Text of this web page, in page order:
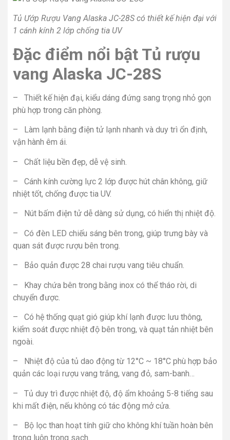
Tủ Ướp Rượu Vang Alaska JC-28S có thiết kế hiện đại với
1 cánh kính 2 lớp chống tia UV
Đặc điểm nổi bật Tủ rượu
vang Alaska JC-28S
– Thiết kế hiện đại, kiểu dáng đứng sang trọng nhỏ gọn
phù hợp trong căn phòng.
– Làm lạnh bằng điện tử lạnh nhanh và duy trì ổn định,
vận hành êm ái.
– Chất liệu bền đẹp, dễ vệ sinh.
– Cánh kính cường lực 2 lớp được hút chân không, giữ
nhiệt tốt, chống được tia UV.
– Nút bấm điện tử dễ dàng sử dụng, có hiển thị nhiệt độ.
– Có đèn LED chiếu sáng bên trong, giúp trưng bày và
quan sát được rượu bên trong.
– Bảo quản được 28 chai rượu vang tiêu chuẩn.
– Khay chứa bên trong bằng inox có thể tháo rời, di
chuyển được.
– Có hệ thống quạt gió giúp khí lạnh được lưu thông,
kiểm soát được nhiệt độ bên trong, và quạt tản nhiệt bên
ngoài.
– Nhiệt độ của tủ dao động từ 12°C ~ 18°C phù hợp bảo
quản các loại rượu vang trắng, vang đỏ, sam-banh…
– Tủ duy trì được nhiệt độ, độ ẩm khoảng 5-8 tiếng sau
khi mất điện, nếu không có tác động mở cửa.
– Bộ lọc than hoạt tính giữ cho không khí tuần hoàn bên
trong luôn trong sạch.